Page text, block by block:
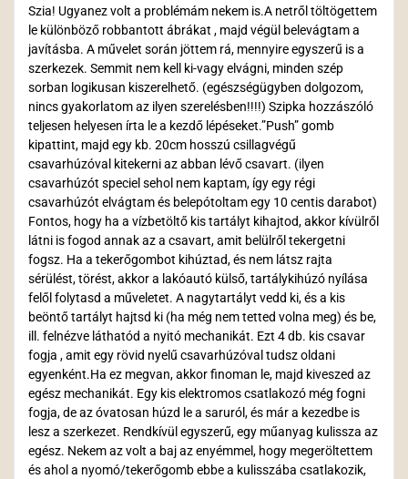
Szia! Ugyanez volt a problémám nekem is.A netről töltögettem
le különböző robbantott ábrákat , majd végül belevágtam a
javításba. A művelet során jöttem rá, mennyire egyszerű is a
szerkezek. Semmit nem kell ki-vagy elvágni, minden szép
sorban logikusan kiszerelhető. (egészségügyben dolgozom,
nincs gyakorlatom az ilyen szerelésben!!!!) Szipka hozzászóló
teljesen helyesen írta le a kezdő lépéseket.”Push” gomb
kipattint, majd egy kb. 20cm hosszú csillagvégű
csavarhúzóval kitekerni az abban lévő csavart. (ilyen
csavarhúzót speciel sehol nem kaptam, így egy régi
csavarhúzót elvágtam és belepótoltam egy 10 centis darabot)
Fontos, hogy ha a vízbetöltő kis tartályt kihajtod, akkor kívülről
látni is fogod annak az a csavart, amit belülről tekergetni
fogsz. Ha a tekerőgombot kihúztad, és nem látsz rajta
sérülést, törést, akkor a lakóautó külső, tartálykihúzó nyílása
felől folytasd a műveletet. A nagytartályt vedd ki, és a kis
beöntő tartályt hajtsd ki (ha még nem tetted volna meg) és be,
ill. felnézve láthatód a nyitó mechanikát. Ezt 4 db. kis csavar
fogja , amit egy rövid nyelű csavarhúzóval tudsz oldani
egyenként.Ha ez megvan, akkor finoman le, majd kiveszed az
egész mechanikát. Egy kis elektromos csatlakozó még fogni
fogja, de az óvatosan húzd le a saruról, és már a kezedbe is
lesz a szerkezet. Rendkívül egyszerű, egy műanyag kulissza az
egész. Nekem az volt a baj az enyémmel, hogy megeröltettem
és ahol a nyomó/tekerőgomb ebbe a kulisszába csatlakozik,